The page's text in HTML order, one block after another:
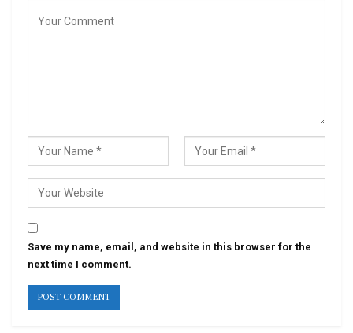
Save my name, email, and website in this browser for the
next time I comment.